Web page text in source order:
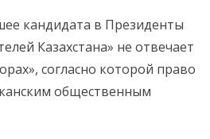
кандидата в Президенты
Казахстана» не отвечает
согласно которой право
общественным